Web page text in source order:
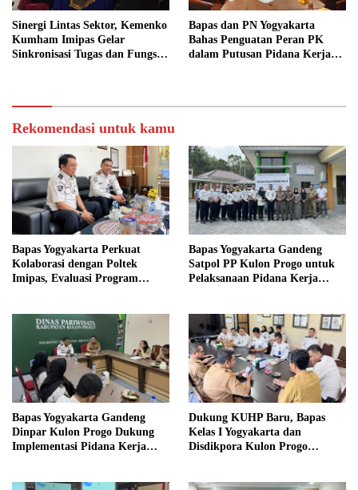
Sinergi Lintas Sektor, Kemenko
Kumham Imipas Gelar
Sinkronisasi Tugas dan Fungsi
Bapas dan PN Yogyakarta
Bahas Penguatan Peran PK
dalam Putusan Pidana Kerja
Rekomendasi untuk kamu
Bapas Yogyakarta Perkuat
Kolaborasi dengan Poltek
Imipas, Evaluasi Program
Bapas Yogyakarta Gandeng
Satpol PP Kulon Progo untuk
Pelaksanaan Pidana Kerja
Bapas Yogyakarta Gandeng
Dinpar Kulon Progo Dukung
Implementasi Pidana Kerja
Dukung KUHP Baru, Bapas
Kelas I Yogyakarta dan
Disdikpora Kulon Progo